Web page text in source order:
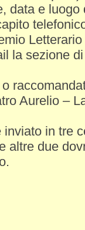
data e luogo
la sezione
Aurelio –
in tre
altre due